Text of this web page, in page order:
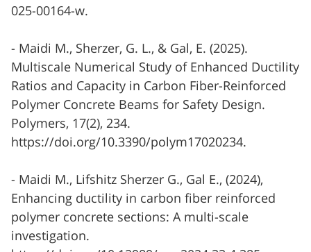
025-00164-w.
- Maidi M., Sherzer, G. L., & Gal, E. (2025).
Multiscale Numerical Study of Enhanced Ductility
Ratios and Capacity in Carbon Fiber-Reinforced
Polymer Concrete Beams for Safety Design.
Polymers, 17(2), 234.
https://doi.org/10.3390/polym17020234.
- Maidi M., Lifshitz Sherzer G., Gal E., (2024),
Enhancing ductility in carbon fiber reinforced
polymer concrete sections: A multi-scale
investigation.